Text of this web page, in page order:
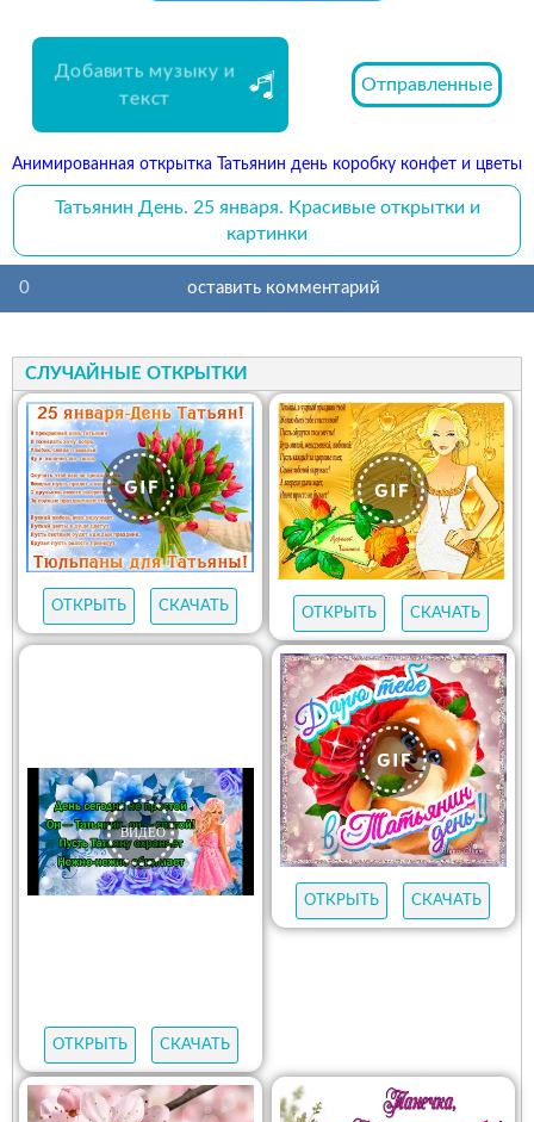
Добавить музыку и
текст
Отправленные
Анимированная открытка Татьянин день коробку конфет и цветы
Татьянин День. 25 января. Красивые открытки и
картинки
0 оставить комментарий
СЛУЧАЙНЫЕ ОТКРЫТКИ
ОТКРЫТЬ СКАЧАТЬ ОТКРЫТЬ СКАЧАТЬ
ОТКРЫТЬ СКАЧАТЬ
ОТКРЫТЬ СКАЧАТЬ